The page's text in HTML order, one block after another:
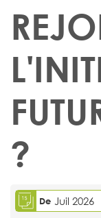
?
De Juil 2026